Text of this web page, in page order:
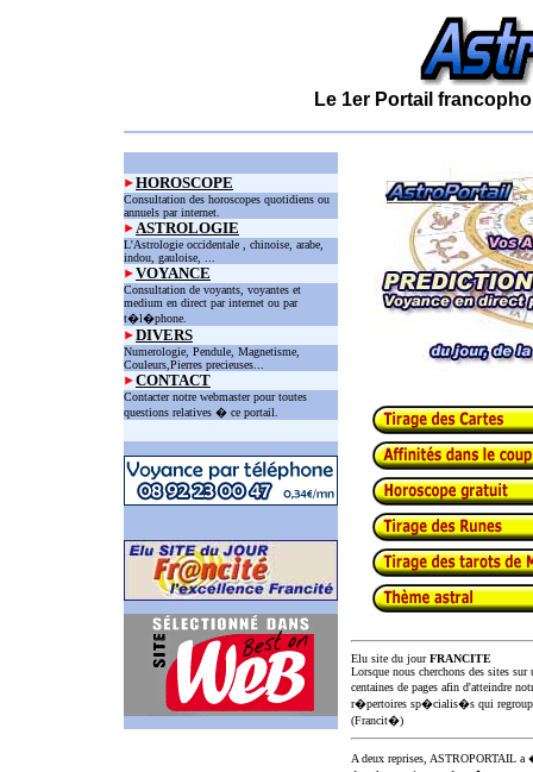
Le 1er Portail
HOROSCOPE
Consultation des horoscopes quotidiens ou
annuels par internet.
ASTROLOGIE
L'Astrologie occidentale , chinoise, arabe,
indou, gauloise, ...
VOYANCE
Consultation de voyants, voyantes et
medium en direct par internet ou par
t�l�phone.
DIVERS
Numerologie, Pendule, Magnetisme,
Couleurs,Pierres precieuses...
CONTACT
Contacter notre webmaster pour toutes
questions relatives � ce portail.
Elu site du jourFRANCITE
Lorsque nous cherchons des sites
centaines de pages afin d'atteindre
r�pertoires sp�cialis�s qui
(Francit�)
A deux reprises,